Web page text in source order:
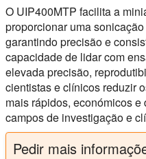
O UIP400MTP facilita a
proporcionar uma
garantindo precisão e
capacidade de lidar com
elevada precisão,
cientistas e clínicos reduzir
mais rápidos, económicos
campos de investigação e
Pedir mais